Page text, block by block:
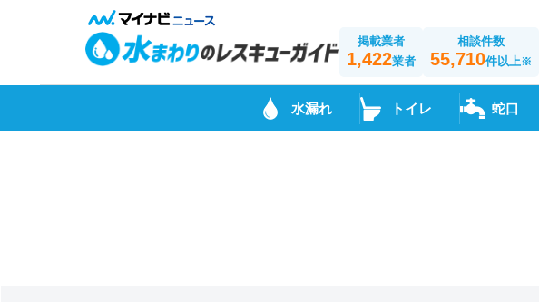
掲載業者
1,422業者
相談件数
55,710件以上※
水漏れ トイレ 蛇口